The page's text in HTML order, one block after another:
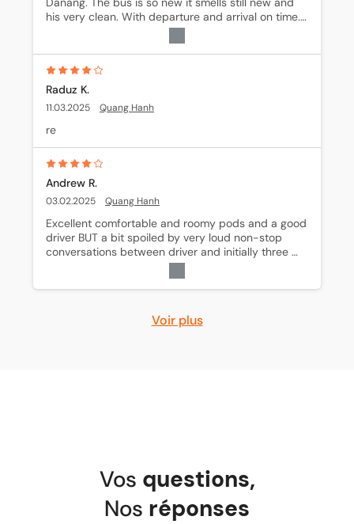
his very clean. With departure and arrival on time. I
know a lot of people that are complaining because
at the beginning of the journey, they are stopping
to load the packages, but this is the only way to
make profit for them and keep the prices for us
affordable too anyway it didn’t bother me because
I was laying down. I watch a movie and then I slept.
Raduz K.
11.03.2025 Quang Hanh
re
Andrew R.
03.02.2025 Quang Hanh
Excellent comfortable and roomy pods and a good
driver BUT a bit spoiled by very loud non-stop
conversations between driver and initially three
conductors, two of whom were later dropped off
later in the journey, but they were also smoking on
the bus frequently, and then one decided to
blind, thus shutting off the gorgeous sea view I had
Voir plus
Vos questions,
Nos réponses